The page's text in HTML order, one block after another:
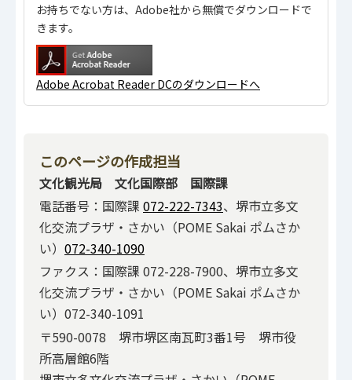
お持ちでない方は、Adobe社から無償でダウンロードで
きます。
Adobe Acrobat Reader DCのダウンロードへ
このページの作成担当
文化観光局 文化国際部 国際課
電話番号：国際課 072-222-7343、堺市立多文
化交流プラザ・さかい（POME Sakai ポムさか
い） 072-340-1090
ファクス：国際課 072-228-7900、堺市立多文
化交流プラザ・さかい（POME Sakai ポムさか
い）072-340-1091
〒590-0078 堺市堺区南瓦町3番1号 堺市役
所高層館6階